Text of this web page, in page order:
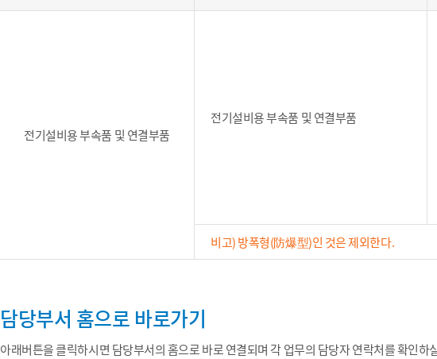
전기설비용 부속품 및 연결부품
전기설비용 부속품 및 연결부품
비고) 방폭형(防爆型)인 것은 제외한다.
담당부서 홈으로 바로가기
아래버튼을 클릭하시면 담당부서의 홈으로 바로 연결되며 각 업무의 담당자 연락처를 확인하